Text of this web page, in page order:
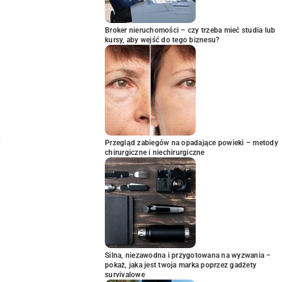
Broker nieruchomości – czy trzeba mieć studia lub
kursy, aby wejść do tego biznesu?
Przegląd zabiegów na opadające powieki – metody
chirurgiczne i niechirurgiczne
Silna, niezawodna i przygotowana na wyzwania –
pokaż, jaka jest twoja marka poprzez gadżety
survivalowe